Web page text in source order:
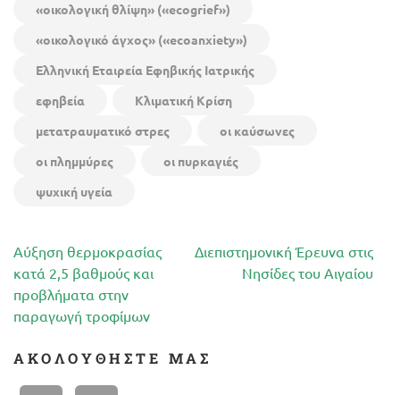
«οικολογική θλίψη» («ecogrief»)
«οικολογικό άγχος» («ecoanxiety»)
Ελληνική Εταιρεία Εφηβικής Ιατρικής
εφηβεία
Κλιματική Κρίση
μετατραυματικό στρες
οι καύσωνες
οι πλημμύρες
οι πυρκαγιές
ψυχική υγεία
Πλοήγηση
άρθρων
Αύξηση θερμοκρασίας
κατά 2,5 βαθμούς και
προβλήματα στην
παραγωγή τροφίμων
Διεπιστημονική Έρευνα στις
Νησίδες του Αιγαίου
ΑΚΟΛΟΥΘΉΣΤΕ ΜΑΣ